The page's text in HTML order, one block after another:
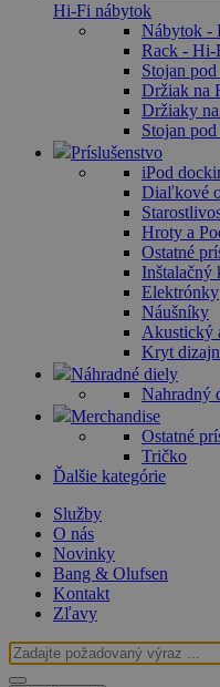
Hi-Fi nábytok
Nábytok -
Rack - Hi-
Stojan
Držiak na
Držiaky
Stojan
Príslušenstvo
iPod
Diaľkové
Hroty a
Ostatné
Inštalačný
Elektrónky
Náušníky
Akustický
Kryt
Náhradné diely
Nahradný
Merchandise
Ostatné
Tričko
Ďalšie kategórie
Služby
O nás
Novinky
Bang & Olufsen
Kontakt
Zľavy